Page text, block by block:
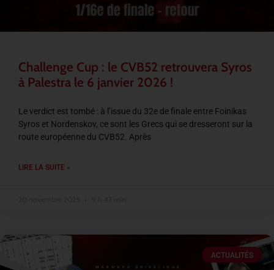
Challenge Cup : le CVB52 retrouvera Syros
à Palestra le 6 janvier 2026 !
Le verdict est tombé : à l’issue du 32e de finale entre Foinikas
Syros et Nordenskov, ce sont les Grecs qui se dresseront sur la
route européenne du CVB52. Après
LIRE LA SUITE »
ACTUALITÉS